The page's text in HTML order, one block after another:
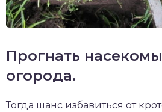
Прогнать
огорода.
Тогда шанс избавиться от